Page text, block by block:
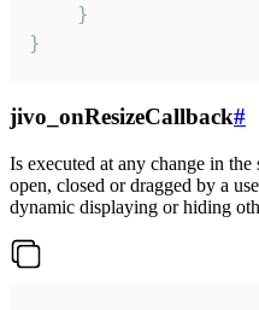
    }
}
jivo_onResizeCallback#
Is executed at any change in
open, closed or dragged by a
dynamic displaying or hiding